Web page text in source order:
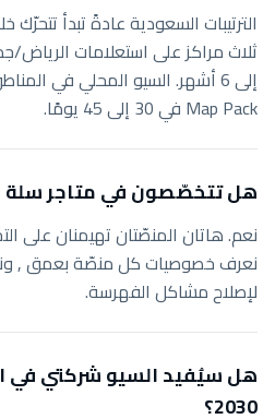
إلى 6 أشهر. السيو المحلي في
Map Pack في 30 إلى 45 يومًا.
هل تتخصّصون في متاجر سلة
نعم. هاتان المنصّتان تهيمنان على
نعرف خصوصيات كل منصّة بعمق ,
لإصلاح مشاكل الفهرسة.
هل سيُفيد السيو شركتي في
2030؟